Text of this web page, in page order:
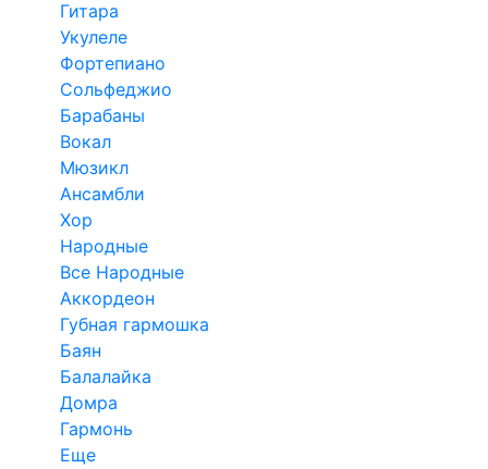
Гитара
Укулеле
Фортепиано
Сольфеджио
Барабаны
Вокал
Мюзикл
Ансамбли
Хор
Народные
Все Народные
Аккордеон
Губная гармошка
Баян
Балалайка
Домра
Гармонь
Еще